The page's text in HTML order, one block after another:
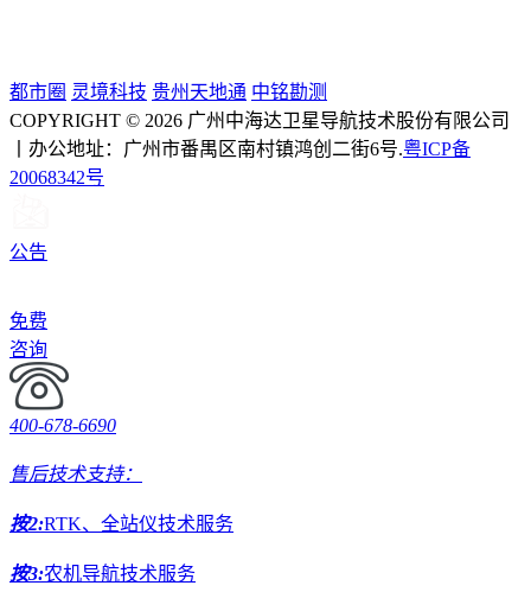
都市圈 灵境科技 贵州天地通 中铭勘测
COPYRIGHT © 2026 广州中海达卫星导航技术股份有限公司
丨办公地址：广州市番禺区南村镇鸿创二街6号.粤ICP备
20068342号
公告
免费
咨询
400-678-6690
售后技术支持：
按2:RTK、全站仪技术服务
按3:农机导航技术服务